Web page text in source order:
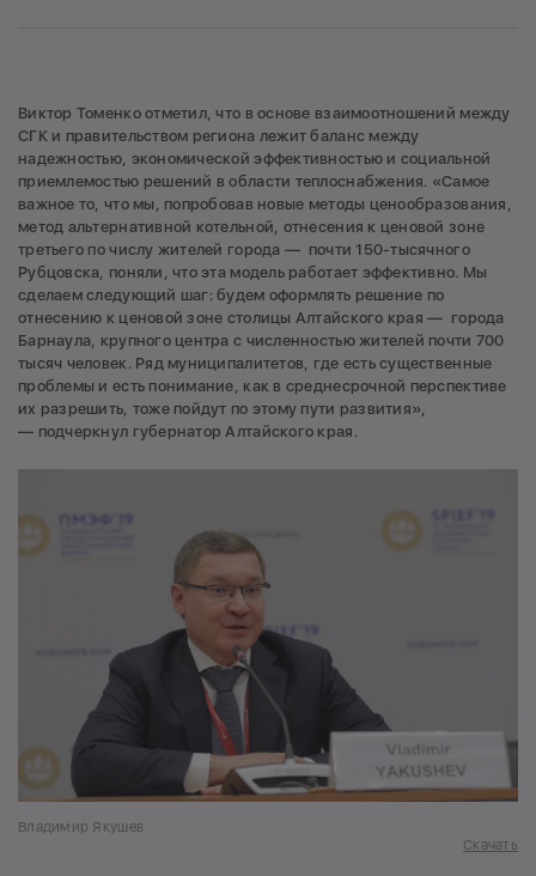
Виктор Томенко отметил, что в основе взаимоотношений между
СГК и правительством региона лежит баланс между
надежностью, экономической эффективностью и социальной
приемлемостью решений в области теплоснабжения. «Самое
важное то, что мы, попробовав новые методы ценообразования,
метод альтернативной котельной, отнесения к ценовой зоне
третьего по числу жителей города — почти 150-тысячного
Рубцовска, поняли, что эта модель работает эффективно. Мы
сделаем следующий шаг: будем оформлять решение по
отнесению к ценовой зоне столицы Алтайского края — города
Барнаула, крупного центра с численностью жителей почти 700
тысяч человек. Ряд муниципалитетов, где есть существенные
проблемы и есть понимание, как в среднесрочной перспективе
их разрешить, тоже пойдут по этому пути развития»,
— подчеркнул губернатор Алтайского края.
Владимир Якушев
Скачать